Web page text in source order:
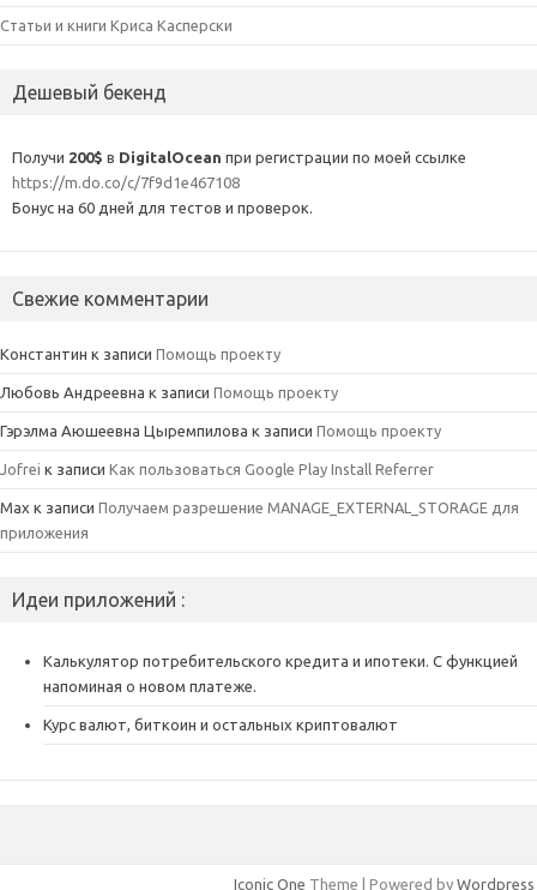
Статьи и книги Криса Касперски
Дешевый бекенд
Получи 200$ в DigitalOcean при регистрации по моей ссылке
https://m.do.co/c/7f9d1e467108
Бонус на 60 дней для тестов и проверок.
Свежие комментарии
Константин к записи Помощь проекту
Любовь Андреевна к записи Помощь проекту
Гэрэлма Аюшеевна Цыремпилова к записи Помощь проекту
Jofrei к записи Как пользоваться Google Play Install Referrer
Max к записи Получаем разрешение MANAGE_EXTERNAL_STORAGE для
приложения
Идеи приложений :
Калькулятор потребительского кредита и ипотеки. С функцией
напоминая о новом платеже.
Курс валют, биткоин и остальных криптовалют
Iconic One Theme | Powered by Wordpress